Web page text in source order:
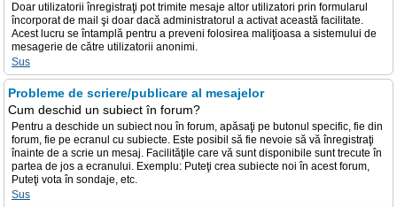
Doar utilizatorii înregistraţi pot trimite mesaje altor utilizatori prin formularul
încorporat de mail şi doar dacă administratorul a activat această facilitate.
Acest lucru se întamplă pentru a preveni folosirea maliţioasa a sistemului de
mesagerie de către utilizatorii anonimi.
Sus
Probleme de scriere/publicare al mesajelor
Cum deschid un subiect în forum?
Pentru a deschide un subiect nou în forum, apăsaţi pe butonul specific, fie din
forum, fie pe ecranul cu subiecte. Este posibil să fie nevoie să vă înregistraţi
înainte de a scrie un mesaj. Facilităţile care vă sunt disponibile sunt trecute în
partea de jos a ecranului. Exemplu: Puteţi crea subiecte noi în acest forum,
Puteţi vota în sondaje, etc.
Sus